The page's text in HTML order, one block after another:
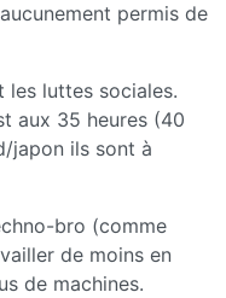
permis de
les luttes sociales.
aux 35 heures (40
japon ils sont à
bro (comme
de moins en
de machines.